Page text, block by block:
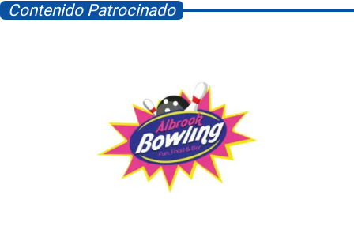
Contenido Patrocinado